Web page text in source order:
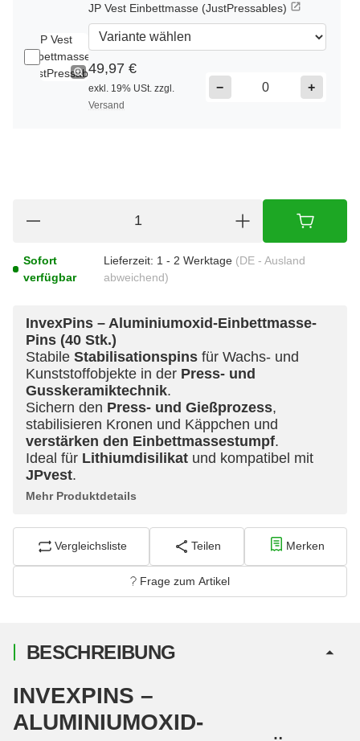
JP Vest Einbettmasse (JustPressables)
49,97 €
exkl. 19% USt. zzgl.
Versand
− +
Sofort
verfügbar
Lieferzeit: 1 - 2 Werktage (DE - Ausland
abweichend)
InvexPins – Aluminiumoxid-Einbettmasse-
Pins (40 Stk.)
Stabile Stabilisationspins für Wachs- und
Kunststoffobjekte in der Press- und
Gusskeramiktechnik.
Sichern den Press- und Gießprozess,
stabilisieren Kronen und Käppchen und
verstärken den Einbettmassestumpf.
Ideal für Lithiumdisilikat und kompatibel mit
JPvest.
Mehr Produktdetails
Vergleichsliste Teilen Merken
Frage zum Artikel
BESCHREIBUNG
INVEXPINS –
ALUMINIUMOXID-